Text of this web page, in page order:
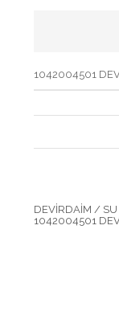
1042004501
DEVİRDAİM /
1042004501